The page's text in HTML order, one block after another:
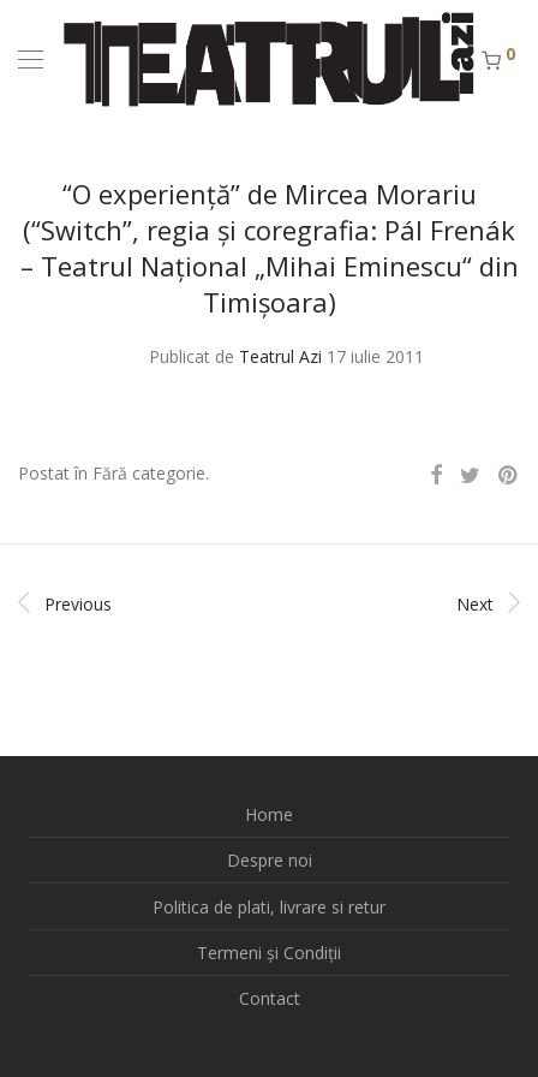
0
“O experienţă” de Mircea Morariu
(“Switch”, regia şi coregrafia: Pál Frenák
– Teatrul Naţional „Mihai Eminescu“ din
Timişoara)
Publicat de Teatrul Azi 17 iulie 2011
Postat în Fără categorie.
Previous Next
Home
Despre noi
Politica de plati, livrare si retur
Termeni și Condiții
Contact